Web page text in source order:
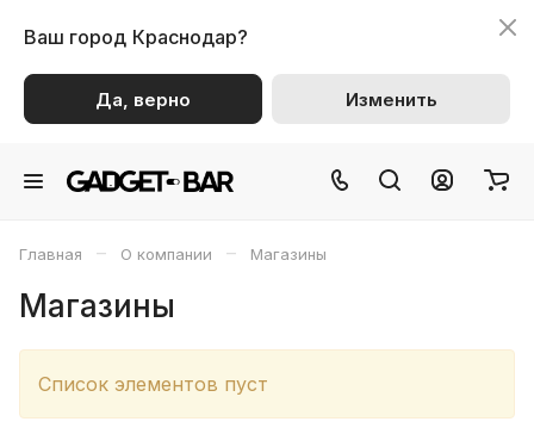
Ваш город Краснодар?
Да, верно Изменить
Главная – О компании – Магазины
Магазины
Список элементов пуст